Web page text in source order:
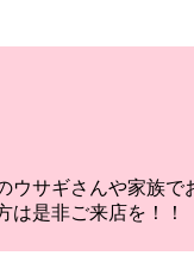
サギさんや家族で
是非ご来店を！！